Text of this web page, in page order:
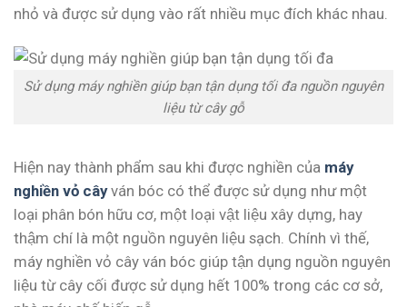
nhỏ và được sử dụng vào rất nhiều mục đích khác nhau.
Sử dụng máy nghiền giúp bạn tận dụng tối đa nguồn nguyên
liệu từ cây gỗ
Hiện nay thành phẩm sau khi được nghiền của máy
nghiền vỏ câyván bóc có thể được sử dụng như một
loại phân bón hữu cơ, một loại vật liệu xây dựng, hay
thậm chí là một nguồn nguyên liệu sạch. Chính vì thế,
máy nghiền vỏ cây ván bóc giúp tận dụng nguồn nguyên
liệu từ cây cối được sử dụng hết 100% trong các cơ sở,